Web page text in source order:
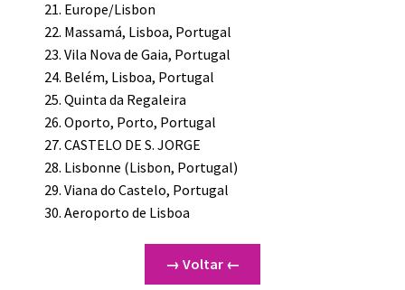
Europe/Lisbon
Massamá, Lisboa, Portugal
Vila Nova de Gaia, Portugal
Belém, Lisboa, Portugal
Quinta da Regaleira
Oporto, Porto, Portugal
CASTELO DE S. JORGE
Lisbonne (Lisbon, Portugal)
Viana do Castelo, Portugal
Aeroporto de Lisboa
→ Voltar ←